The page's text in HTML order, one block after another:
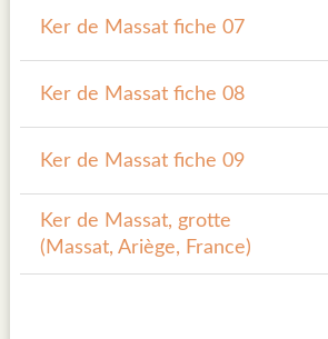
Ker de Massat fiche 07
Ker de Massat fiche 08
Ker de Massat fiche 09
Ker de Massat, grotte
(Massat, Ariège, France)